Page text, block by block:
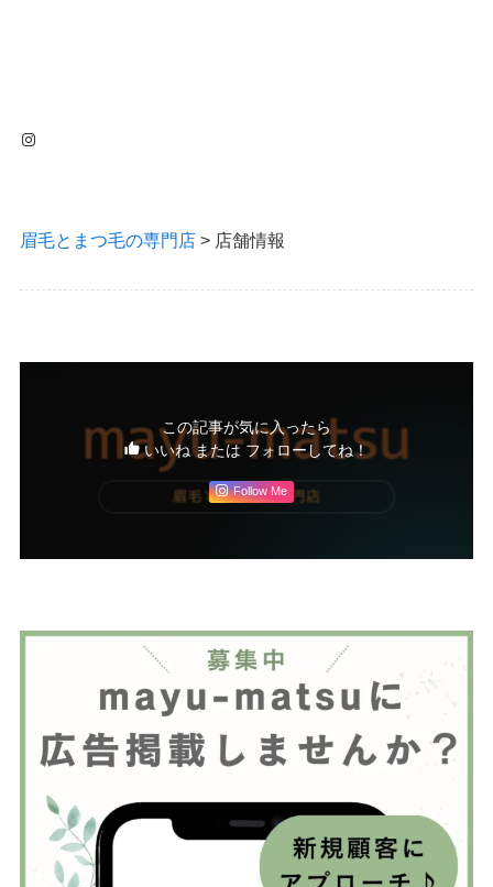
Instagram
眉毛とまつ毛の専門店> 店舗情報
この記事が気に入ったら
いいね または フォローしてね！
Follow Me